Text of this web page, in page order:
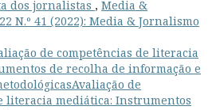
dos jornalistas , Media &
N.º 41 (2022): Media & Jornalismo
de competências de literacia
de recolha de informação e
de
literacia mediática: Instrumentos